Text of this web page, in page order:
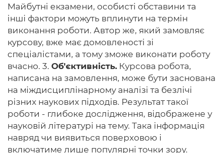
Майбутні екзамени, особисті обставини та
інші фактори можуть вплинути на термін
виконання роботи. Автор же, який замовляє
курсову, вже має домовленості зі
спеціалістами, а тому зможе виконати роботу
вчасно. 3. Об'єктивність. Курсова робота,
написана на замовлення, може бути заснована
на міждисциплінарному аналізі та безлічі
різних наукових підходів. Результат такої
роботи - глибоке дослідження, відображене у
науковій літературі на тему. Така інформація
навряд чи виявиться поверховою і
включатиме лише популярні точки зору.